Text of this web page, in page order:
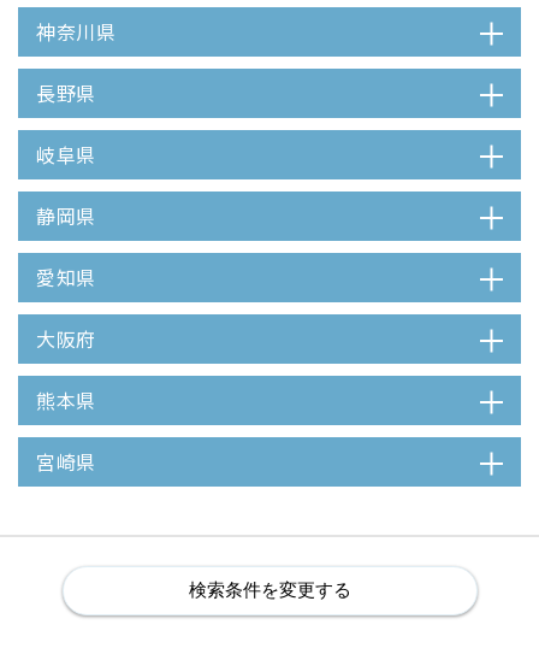
神奈川県
長野県
岐阜県
静岡県
愛知県
大阪府
熊本県
宮崎県
検索条件を変更する